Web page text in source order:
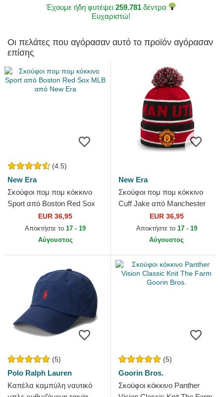
Έχουμε ήδη φυτέψει 259.781 δέντρα
Ευχαριστώ!
Οι πελάτες που αγόρασαν αυτό το προϊόν αγόρασαν
επίσης
(4.5)
New Era
Σκούφοι πομ πομ κόκκινο
Sport από Boston Red Sox
MLB από New Era
EUR 36,95
Αποκτήστε το 17 - 19
Αύγουστος
New Era
Σκούφοι πομ πομ κόκκινο
Cuff Jake από Manchester
United Football Club Premier
League από New Era
EUR 36,95
Αποκτήστε το 17 - 19
Αύγουστος
(5)
Polo Ralph Lauren
Καπέλα καμπύλη ναυτικό
(5)
Goorin Bros.
Σκούφοι κόκκινο Panther